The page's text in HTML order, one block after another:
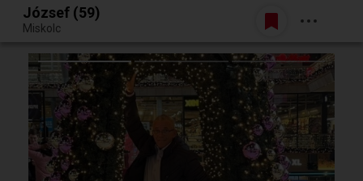
Egy jó randiból bármi lehet.
Belépés
József (59)
Miskolc